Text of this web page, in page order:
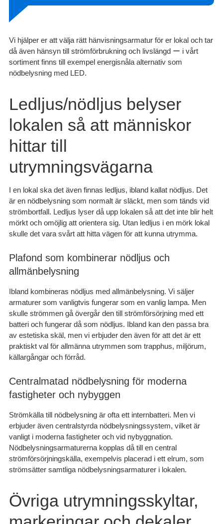
Vi hjälper er att välja rätt hänvisningsarmatur för er lokal och tar
då även hänsyn till strömförbrukning och livslängd ー i vårt
sortiment finns till exempel energisnåla alternativ som
nödbelysning med LED.
Ledljus/nödljus belyser
lokalen så att människor
hittar till
utrymningsvägarna
I en lokal ska det även finnas ledljus, ibland kallat nödljus. Det
är en nödbelysning som normalt är släckt, men som tänds vid
strömbortfall. Ledljus lyser då upp lokalen så att det inte blir helt
mörkt och omöjlig att orientera sig. Utan ledljus i en mörk lokal
skulle det vara svårt att hitta vägen för att kunna utrymma.
Plafond som kombinerar nödljus och
allmänbelysning
Ibland kombineras nödljus med allmänbelysning. Vi säljer
armaturer som vanligtvis fungerar som en vanlig lampa. Men
skulle strömmen gå övergår den till strömförsörjning med ett
batteri och fungerar då som nödljus. Ibland kan den passa bra
av estetiska skäl, men vi erbjuder den även för att det är ett
praktiskt val för allmänna utrymmen som trapphus, miljörum,
källargångar och förråd.
Centralmatad nödbelysning för moderna
fastigheter och nybyggen
Strömkälla till nödbelysning är ofta ett internbatteri. Men vi
erbjuder även centralstyrda nödbelysningssystem, vilket är
vanligt i moderna fastigheter och vid nybyggnation.
Nödbelysningsarmaturerna kopplas då till en central
strömförsörjningskälla, exempelvis placerad i ett elrum, som
strömsätter samtliga nödbelysningsarmaturer i lokalen.
Övriga utrymningsskyltar,